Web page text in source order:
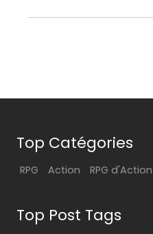
Top Catégories
RPG Action RPG d'Action
Top Post Tags